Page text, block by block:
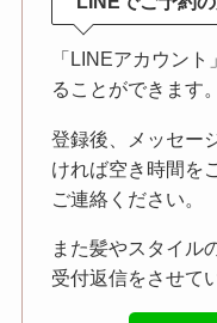
「LINEアカウン
ることができます。
登録後、メッセー
ければ空き時間を
ご連絡ください。
また髪やスタイル
受付返信をさせて